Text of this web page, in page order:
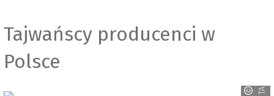
Tajwańscy producenci w
Polsce
TAITRA